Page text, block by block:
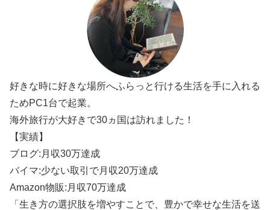
好きな時に好きな場所へふらっと行ける生活を手に入れる
ためPC1台で起業。
海外旅行が大好きで30ヵ国は訪れました！
【実績】
ブログ:月収30万達成
バイマ:少ない取引で月収20万達成
Amazon物販:月収70万達成
「生き方の選択肢を増やすことで、豊かで幸せな生活を送